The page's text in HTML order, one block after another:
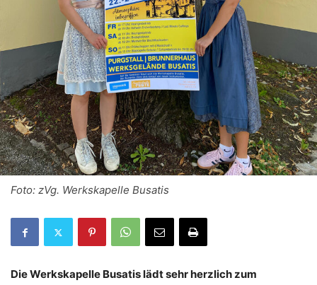
Foto: zVg. Werkskapelle Busatis
Die Werkskapelle Busatis lädt sehr herzlich zum